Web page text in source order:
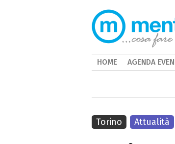
Torino Attualità
HOME AGENDA